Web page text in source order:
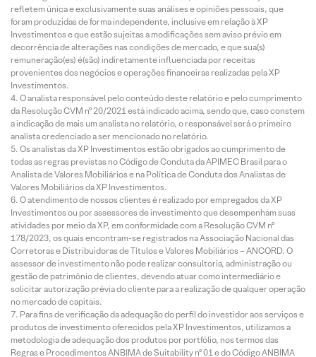
refletem única e exclusivamente suas análises e opiniões pessoais, que
foram produzidas de forma independente, inclusive em relação à XP
Investimentos e que estão sujeitas a modificações sem aviso prévio em
decorrência de alterações nas condições de mercado, e que sua(s)
remuneração(es) é(são) indiretamente influenciada por receitas
provenientes dos negócios e operações financeiras realizadas pela XP
Investimentos.
O analista responsável pelo conteúdo deste relatório e pelo cumprimento
da Resolução CVM nº 20/2021 está indicado acima, sendo que, caso constem
a indicação de mais um analista no relatório, o responsável será o primeiro
analista credenciado a ser mencionado no relatório.
Os analistas da XP Investimentos estão obrigados ao cumprimento de
todas as regras previstas no Código de Conduta da APIMEC Brasil para o
Analista de Valores Mobiliários e na Política de Conduta dos Analistas de
Valores Mobiliários da XP Investimentos.
O atendimento de nossos clientes é realizado por empregados da XP
Investimentos ou por assessores de investimento que desempenham suas
atividades por meio da XP, em conformidade com a Resolução CVM nº
178/2023, os quais encontram-se registrados na Associação Nacional das
Corretoras e Distribuidoras de Títulos e Valores Mobiliários – ANCORD. O
assessor de investimento não pode realizar consultoria, administração ou
gestão de patrimônio de clientes, devendo atuar como intermediário e
solicitar autorização prévia do cliente para a realização de qualquer operação
no mercado de capitais.
Para fins de verificação da adequação do perfil do investidor aos serviços e
produtos de investimento oferecidos pela XP Investimentos, utilizamos a
metodologia de adequação dos produtos por portfólio, nos termos das
Regras e Procedimentos ANBIMA de Suitability nº 01 e do Código ANBIMA